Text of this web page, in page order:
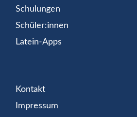
Schulungen
Schüler:innen
Latein-Apps
Kontakt
Impressum